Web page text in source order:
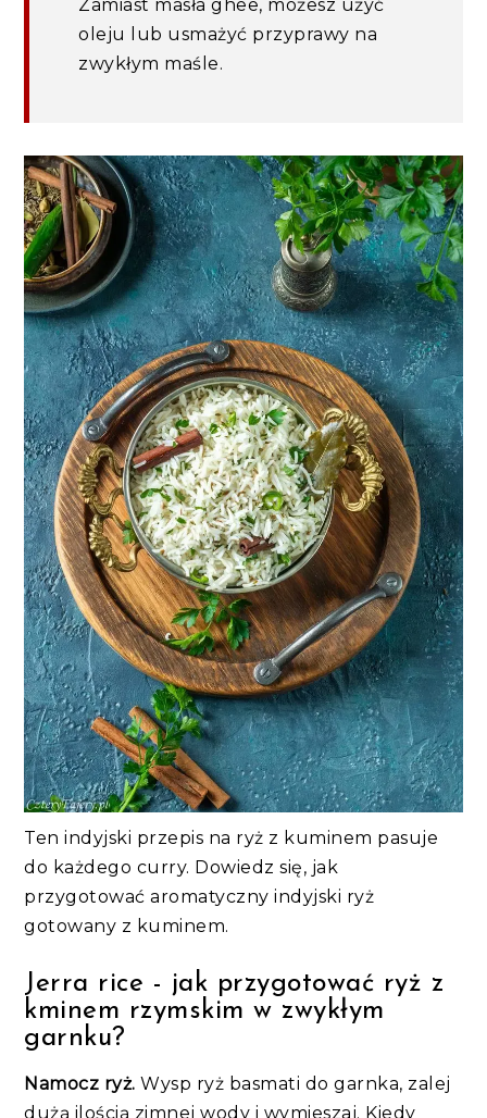
Zamiast masła ghee, możesz użyć
oleju lub usmażyć przyprawy na
zwykłym maśle.
Ten indyjski przepis na ryż z kuminem pasuje
do każdego curry. Dowiedz się, jak
przygotować aromatyczny indyjski ryż
gotowany z kuminem.
Jerra rice - jak przygotować ryż z
kminem rzymskim w zwykłym
garnku?
Namocz ryż.Wysp ryż basmati do garnka, zalej
dużą ilością zimnej wody i wymieszaj. Kiedy